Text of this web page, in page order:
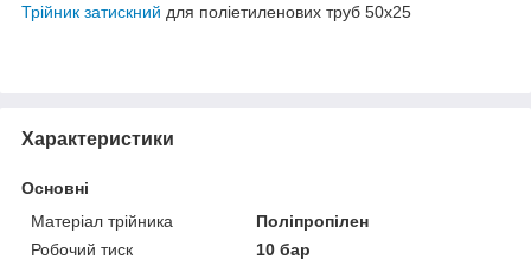
Трійник затискний для поліетиленових труб 50х25
Характеристики
Основні
Матеріал трійника
Поліпропілен
Робочий тиск
10 бар